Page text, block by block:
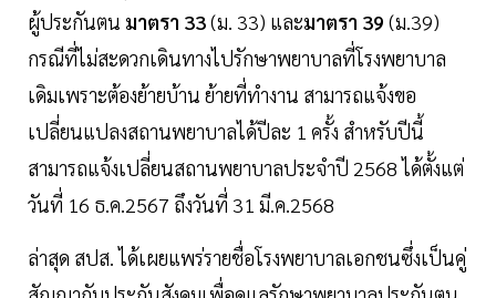
ผู้ประกันตน มาตรา 33(ม. 33) และมาตรา 39 (ม.39)
กรณีที่ไม่สะดวกเดินทางไปรักษาพยาบาลที่โรงพยาบาล
เดิมเพราะต้องย้ายบ้าน ย้ายที่ทำงาน สามารถแจ้งขอ
เปลี่ยนแปลงสถานพยาบาลได้ปีละ 1 ครั้ง สำหรับปีนี้
สามารถแจ้งเปลี่ยนสถานพยาบาลประจำปี 2568 ได้ตั้งแต่
วันที่ 16 ธ.ค.2567 ถึงวันที่ 31 มี.ค.2568
ล่าสุด สปส. ได้เผยแพร่รายชื่อโรงพยาบาลเอกชนซึ่งเป็นคู่